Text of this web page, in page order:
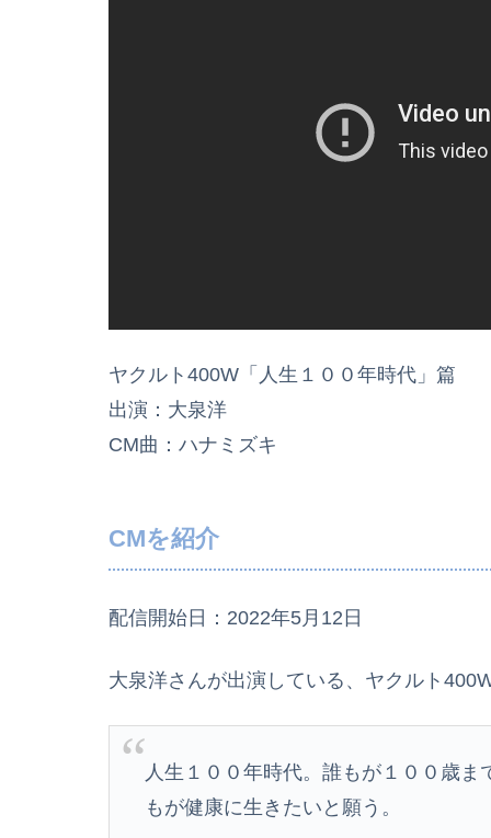
ヤクルト400W「人生１００年時代」篇
出演：大泉洋
CM曲：ハナミズキ
CMを紹介
配信開始日：2022年5月12日
大泉洋さんが出演している、ヤクルト
人生１００年時代。誰もが１００歳
もが健康に生きたいと願う。